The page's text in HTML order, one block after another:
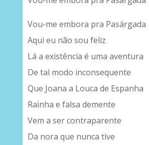
Vou-me embora pra Pasárgada
Aqui eu não sou feliz
Lá a existência é uma aventura
De tal modo inconsequente
Que Joana a Louca de Espanha
Rainha e falsa demente
Vem a ser contraparente
Da nora que nunca tive